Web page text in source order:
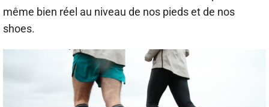
même bien réel au niveau de nos pieds et de nos
shoes.